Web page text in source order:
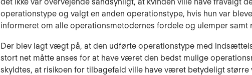
operationstype og valgt en anden operationstype, hvis hun var
informeret om alle operationsmetodernes fordele og ulemper samt
Der blev lagt vægt på, at den udførte operationstype med
stort net måtte anses for at have været den bedst mulige
skyldtes, at risikoen for tilbagefald ville have været betydeligt større